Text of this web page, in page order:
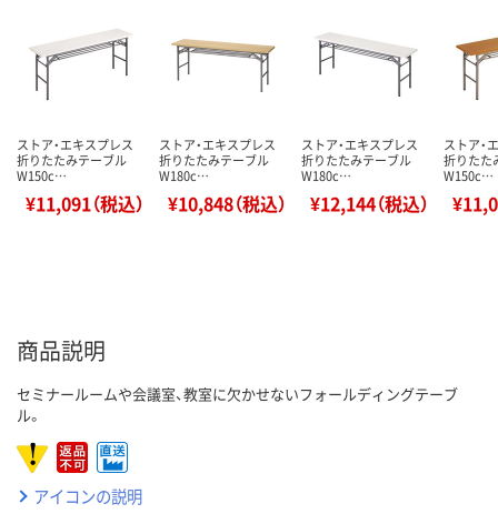
ストア・エキスプレス
折りたたみテーブル
W150c…
¥11,091（税込）
ストア・エキスプレス
折りたたみテーブル
W180c…
¥10,848（税込）
ストア・エキスプレス
折りたたみテーブル
W180c…
¥12,144（税込）
ストア・
折りたた
W150c…
商品説明
セミナールームや会議室、教室に欠かせないフォールディングテーブ
ル。
アイコンの説明